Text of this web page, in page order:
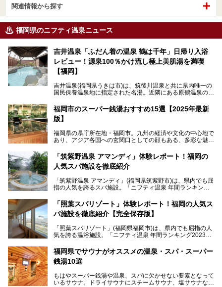
関連情報から探す
福岡県のニフティ温泉ニュース
吉井温泉「ふだん着の温泉 鶴は千年」日帰り入浴
レビュー！源泉100％かけ流し極上美肌湯を満喫
【福岡】
吉井温泉(福岡県うきは市)は、筑後川温泉と共に県内唯一の
国民保養温泉地に指定された名湯。近隣にある原鶴温泉の観
す。
「ふだん着の温泉 鶴は千年」は、吉井温泉にある日帰り入
住民や温泉ファンに愛され続けています。今回は筆者自ら日
帰り入浴し、自慢の温泉を中心に詳細レビューします！
福岡市のスーパー銭湯おすすめ15選【2025年最新
版】
福岡県の県庁所在地・福岡市。九州の経済や文化の中心地で
あり、アジア各国への玄関口としての顔もある、多彩な魅力
そんな福岡市は、スーパー銭湯も多種多彩。玄界灘を眺めら
れるリゾート気分満点のスーパー銭湯から、繁華街近くのレ
いスーパー銭湯を一挙ご紹介します。
「筑紫野温泉 アマンディ」体験レポート！福岡の
人気スパ施設を徹底紹介
「筑紫野温泉 アマンディ」(福岡県筑紫野市)は、県内でも屈
指の人気を誇るスパ施設。「ニフティ温泉 年間ランキング2
入浴客で賑わっています。
そこで今回は、ニフティ温泉ライターである筆者が現地訪
ーム・併設するレストランを体験し、それらの全貌を徹底紹
介します！
「照葉スパリゾート」体験レポート！福岡の人気ス
パ施設を徹底紹介【完全保存版】
「照葉スパリゾート」(福岡県福岡市)は、県内でも屈指の人
気を誇る温浴施設。「ニフティ温泉 年間ランキング2023」
常連客で賑わっています。
そこで今回は、ニフティ温泉ライターである筆者が現地体
ューズメント・宿泊施設・グルメ・その他施設まで、多彩な
る全貌と魅力を徹底紹介します！
福岡県でサウナがオススメの温泉・スパ・スーパー
銭湯10選
もはやスーパー銭湯や温泉、スパに欠かせない要素となって
いるサウナ。ドライサウナにスチームサウナ、塩サウナな